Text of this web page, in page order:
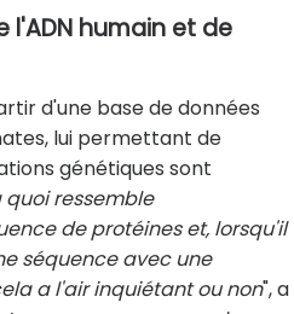
l'ADN humain et de
d'une base de données
lui permettant de
génétiques sont
ressemble
de protéines et, lorsqu'il
séquence avec une
a l'air inquiétant ou non", a